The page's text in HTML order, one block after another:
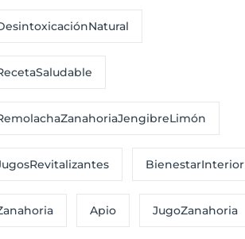
BienestarInterior
Apio JugoZanahoria